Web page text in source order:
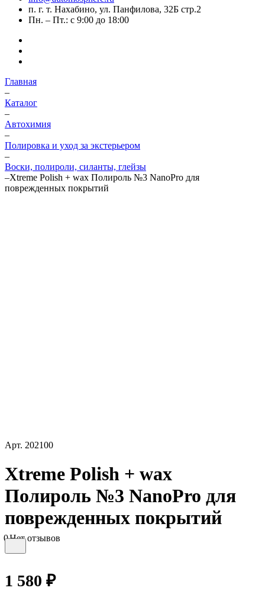
п. г. т. Нахабино, ул. Панфилова, 32Б стр.2
Пн. – Пт.: с 9:00 до 18:00
Главная
–
Каталог
–
Автохимия
–
Полировка и уход за экстерьером
–
Воски, полироли, силанты, глейзы
–Xtreme Polish + wax Полироль №3 NanoPro для
поврежденных покрытий
Арт. 202100
Xtreme Polish + wax
Полироль №3 NanoPro для
поврежденных покрытий
0Нет отзывов
1 580 ₽